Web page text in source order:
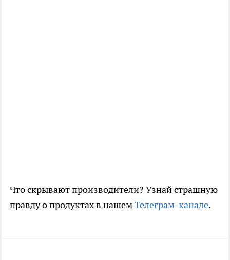
Что скрывают производители? Узнай страшную
правду о продуктах в нашемТелеграм-канале.